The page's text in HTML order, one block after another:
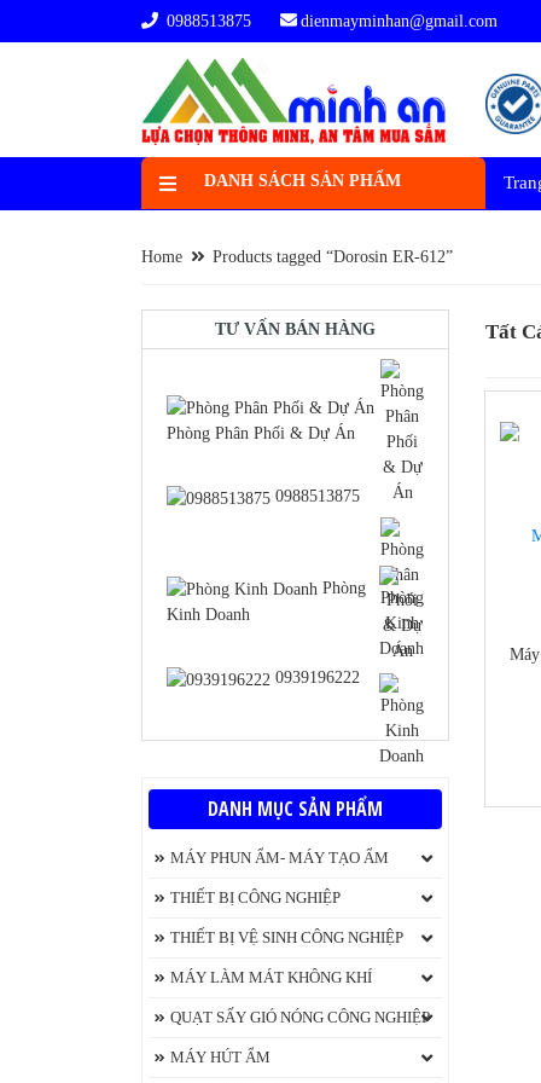
0988513875 dienmayminhan@gmail.com
DANH SÁCH SẢN PHẨM
Home Products tagged “Dorosin ER-612”
Tất
-10%
TƯ VẤN BÁN HÀNG
Phòng Phân Phối & Dự Án
0988513875
Phòng
Kinh Doanh
0939196222
DANH MỤC SẢN PHẨM
MÁY PHUN ẨM- MÁY TẠO ẨM
Máy tạo độ ẩm không khí Beurer
THIẾT BỊ CÔNG NGHIỆP
Máy phát điện
THIẾT BỊ VỆ SINH CÔNG NGHIỆP
Máy Chà Sàn
Máy phun áp lực rửa xe
Máy hút bụi chính hãng
MÁY LÀM MÁT KHÔNG KHÍ
QUẠT ĐIỀU HÒA KUNGFU
Quạt làm Mát Aroma
QUẠT SẤY GIÓ NÓNG CÔNG NGHIỆP
Máy sấy thực phẩm
MÁY HÚT ẨM